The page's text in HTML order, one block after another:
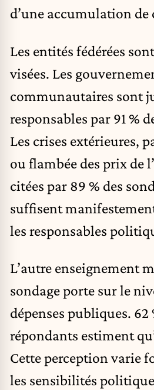
d’une accumulation
Les entités fédérées
visées. Les
communautaires sont
responsables par 91 %
Les crises extérieures,
ou flambée des prix de
citées par 89 % des
suffisent
les responsables
L’autre enseignement
sondage porte sur le
dépenses publiques. 62
répondants estiment
Cette perception varie
les sensibilités